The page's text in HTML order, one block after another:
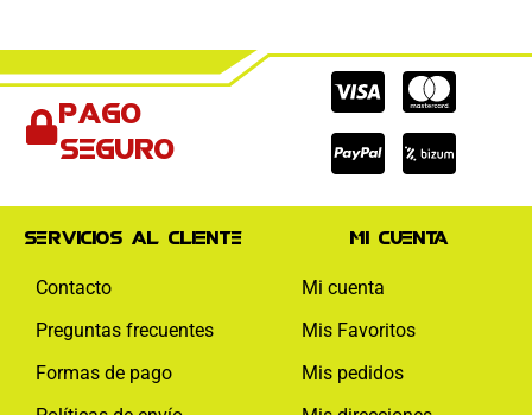
Pago
seguro
Cc-
visa
Cc-
Cc-
paypal
Servicios al cliente
Contacto
Preguntas frecuentes
Formas de pago
Mi cuenta
Mi cuenta
Mis Favoritos
Mis pedidos